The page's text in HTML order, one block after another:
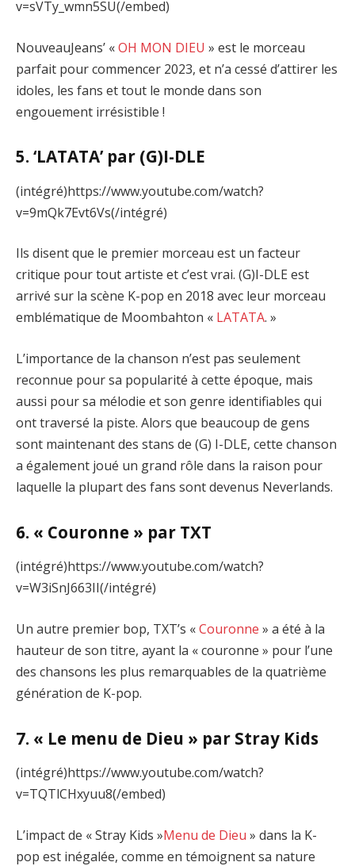
v=sVTy_wmn5SU(/embed)
NouveauJeans’ «OH MON DIEU » est le morceau
parfait pour commencer 2023, et n’a cessé d’attirer les
idoles, les fans et tout le monde dans son
engouement irrésistible !
5. ‘LATATA’ par (G)I-DLE
(intégré)https://www.youtube.com/watch?
v=9mQk7Evt6Vs(/intégré)
Ils disent que le premier morceau est un facteur
critique pour tout artiste et c’est vrai. (G)I-DLE est
arrivé sur la scène K-pop en 2018 avec leur morceau
emblématique de Moombahton « LATATA. »
L’importance de la chanson n’est pas seulement
reconnue pour sa popularité à cette époque, mais
aussi pour sa mélodie et son genre identifiables qui
ont traversé la piste. Alors que beaucoup de gens
sont maintenant des stans de (G) I-DLE, cette chanson
a également joué un grand rôle dans la raison pour
laquelle la plupart des fans sont devenus Neverlands.
6. « Couronne » par TXT
(intégré)https://www.youtube.com/watch?
v=W3iSnJ663II(/intégré)
Un autre premier bop, TXT’s «Couronne » a été à la
hauteur de son titre, ayant la « couronne » pour l’une
des chansons les plus remarquables de la quatrième
génération de K-pop.
7. « Le menu de Dieu » par Stray Kids
(intégré)https://www.youtube.com/watch?
v=TQTlCHxyuu8(/embed)
L’impact de « Stray Kids »Menu de Dieu » dans la K-
pop est inégalée, comme en témoignent sa nature